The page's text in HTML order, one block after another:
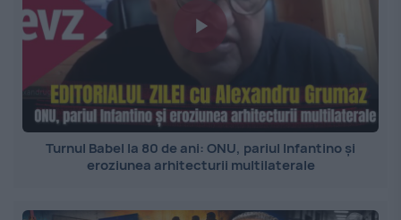
Turnul Babel la 80 de ani: ONU, pariul Infantino și
eroziunea arhitecturii multilaterale